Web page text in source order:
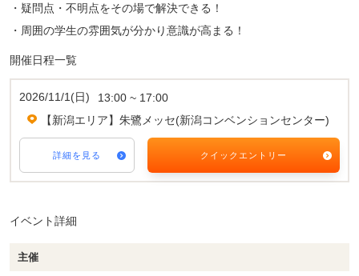
・疑問点・不明点をその場で解決できる！
・周囲の学生の雰囲気が分かり意識が高まる！
開催日程一覧
2026/11/1(日)
13:00 ~ 17:00
【新潟エリア】朱鷺メッセ(新潟コンベンションセンター)
詳細を見る クイックエントリー
イベント詳細
主催